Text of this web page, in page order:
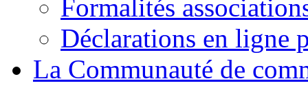
Formalités
Déclarations en ligne
La Communauté de